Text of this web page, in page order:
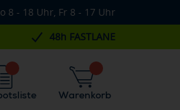
8 - 18 Uhr, Fr 8 - 17 Uhr
48h FASTLANE
Warenkorb